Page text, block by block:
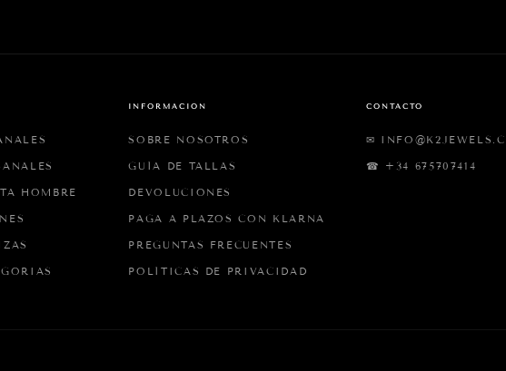
HOMBRE
INFORMACIÓN
SOBRE NOSOTROS
GUÍA DE TALLAS
DEVOLUCIONES
PAGA A PLAZOS CON KLARNA
PREGUNTAS FRECUENTES
POLÍTICAS DE PRIVACIDAD
CONTACTO
✉
☎ +34 675707414